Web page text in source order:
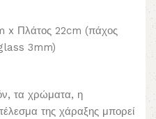
x Πλάτος 22cm (πάχος
3mm)
τα χρώματα, η
της χάραξης μπορεί